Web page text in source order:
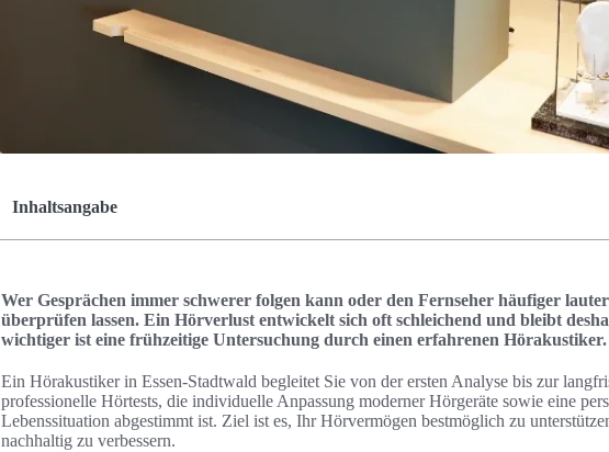
Inhaltsangabe
Wer Gesprächen immer schwerer folgen kann oder den Fernseher häufiger
überprüfen lassen. Ein Hörverlust entwickelt sich oft schleichend und bleibt
wichtiger ist eine frühzeitige Untersuchung durch einen erfahrenen Hörakustiker.
Ein Hörakustiker in Essen-Stadtwald begleitet Sie von der ersten Analyse bis zur
professionelle Hörtests, die individuelle Anpassung moderner Hörgeräte sowie eine
Lebenssituation abgestimmt ist. Ziel ist es, Ihr Hörvermögen bestmöglich zu
nachhaltig zu verbessern.